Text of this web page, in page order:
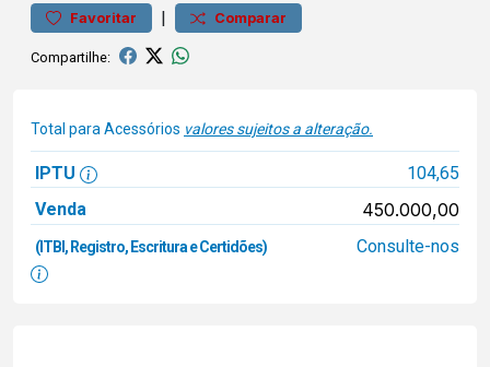
Favoritar | Comparar
Compartilhe:
Total para Acessórios valores sujeitos a alteração.
IPTU
104,65
Venda
450.000,00
(ITBI, Registro, Escritura e Certidões) Consulte-nos